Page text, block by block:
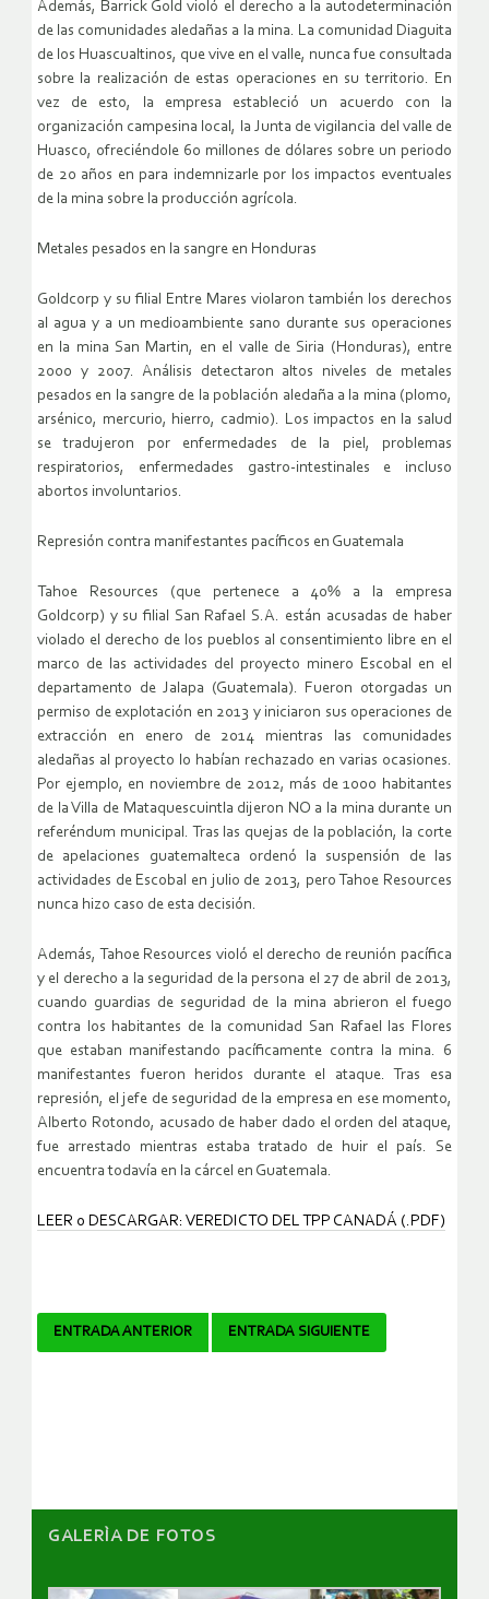
Además, Barrick Gold violó el derecho a la autodeterminación
de las comunidades aledañas a la mina. La comunidad Diaguita
de los Huascualtinos, que vive en el valle, nunca fue consultada
sobre la realización de estas operaciones en su territorio. En
vez de esto, la empresa estableció un acuerdo con la
organización campesina local, la Junta de vigilancia del valle de
Huasco, ofreciéndole 60 millones de dólares sobre un periodo
de 20 años en para indemnizarle por los impactos eventuales
de la mina sobre la producción agrícola.
Metales pesados en la sangre en Honduras
Goldcorp y su filial Entre Mares violaron también los derechos
al agua y a un medioambiente sano durante sus operaciones
en la mina San Martin, en el valle de Siria (Honduras), entre
2000 y 2007. Análisis detectaron altos niveles de metales
pesados en la sangre de la población aledaña a la mina (plomo,
arsénico, mercurio, hierro, cadmio). Los impactos en la salud
se tradujeron por enfermedades de la piel, problemas
respiratorios, enfermedades gastro-intestinales e incluso
abortos involuntarios.
Represión contra manifestantes pacíficos en Guatemala
Tahoe Resources (que pertenece a 40% a la empresa
Goldcorp) y su filial San Rafael S.A. están acusadas de haber
violado el derecho de los pueblos al consentimiento libre en el
marco de las actividades del proyecto minero Escobal en el
departamento de Jalapa (Guatemala). Fueron otorgadas un
permiso de explotación en 2013 y iniciaron sus operaciones de
extracción en enero de 2014 mientras las comunidades
aledañas al proyecto lo habían rechazado en varias ocasiones.
Por ejemplo, en noviembre de 2012, más de 1000 habitantes
de la Villa de Mataquescuintla dijeron NO a la mina durante un
referéndum municipal. Tras las quejas de la población, la corte
de apelaciones guatemalteca ordenó la suspensión de las
actividades de Escobal en julio de 2013, pero Tahoe Resources
nunca hizo caso de esta decisión.
Además, Tahoe Resources violó el derecho de reunión pacífica
y el derecho a la seguridad de la persona el 27 de abril de 2013,
cuando guardias de seguridad de la mina abrieron el fuego
contra los habitantes de la comunidad San Rafael las Flores
que estaban manifestando pacíficamente contra la mina. 6
manifestantes fueron heridos durante el ataque. Tras esa
represión, el jefe de seguridad de la empresa en ese momento,
Alberto Rotondo, acusado de haber dado el orden del ataque,
fue arrestado mientras estaba tratado de huir el país. Se
encuentra todavía en la cárcel en Guatemala.
LEER o DESCARGAR: VEREDICTO DEL TPP CANADÁ (.PDF)
Navegador
ENTRADA ANTERIOR ENTRADA SIGUIENTE
GALERÌA DE FOTOS